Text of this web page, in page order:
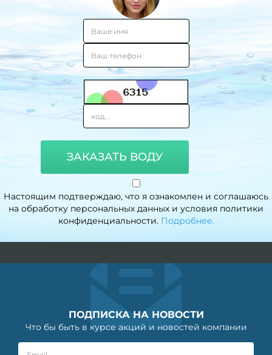
ЗАКАЗАТЬ ВОДУ
Настоящим подтверждаю, что я ознакомлен и соглашаюсь
на обработку персональных данных и условия политики
конфиденциальности. Подробнее.
ПОДПИСКА НА НОВОСТИ
Что бы быть в курсе акций и новостей компании